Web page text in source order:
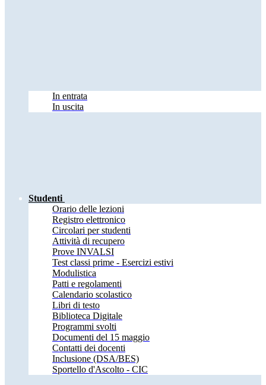
In entrata
In uscita
Studenti
Orario delle lezioni
Registro elettronico
Circolari per studenti
Attività di recupero
Prove INVALSI
Test classi prime - Esercizi estivi
Modulistica
Patti e regolamenti
Calendario scolastico
Libri di testo
Biblioteca Digitale
Programmi svolti
Documenti del 15 maggio
Contatti dei docenti
Inclusione (DSA/BES)
Sportello d'Ascolto - CIC